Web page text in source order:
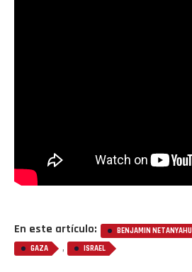
En este artículo: BENJAMIN NETANYAHU
GAZA , ISRAEL